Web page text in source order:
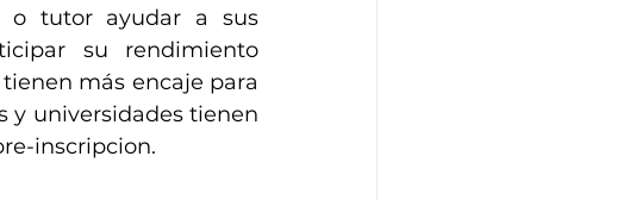
o tutor ayudar a sus
su rendimiento
más encaje para
y universidades tienen
inscripcion.